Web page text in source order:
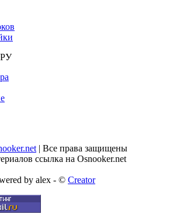
| Все права защищены
ссылка на Osnooker.net
by alex - © Creator